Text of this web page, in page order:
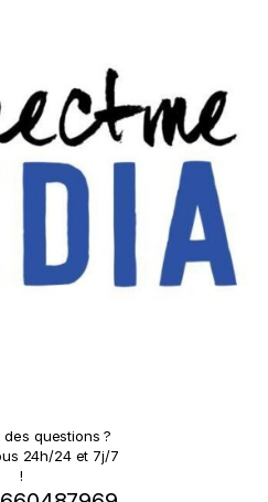
des questions ?
24h/24 et 7j/7
!